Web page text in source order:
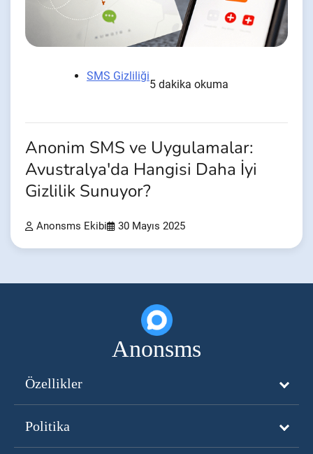
SMS Gizliliği
5 dakika okuma
Anonim SMS ve Uygulamalar:
Avustralya'da Hangisi Daha İyi
Gizlilik Sunuyor?
Anonsms Ekibi 30 Mayıs 2025
Anonsms
Özellikler
Politika